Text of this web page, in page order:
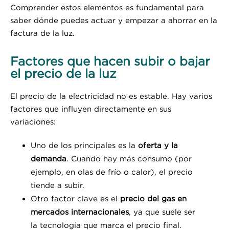
Comprender estos elementos es fundamental para
saber dónde puedes actuar y empezar a ahorrar en la
factura de la luz.
Factores que hacen subir o bajar
el precio de la luz
El precio de la electricidad no es estable. Hay varios
factores que influyen directamente en sus
variaciones:
Uno de los principales es la oferta y la
demanda. Cuando hay más consumo (por
ejemplo, en olas de frío o calor), el precio
tiende a subir.
Otro factor clave es el precio del gas en
mercados internacionales, ya que suele ser
la tecnología que marca el precio final.